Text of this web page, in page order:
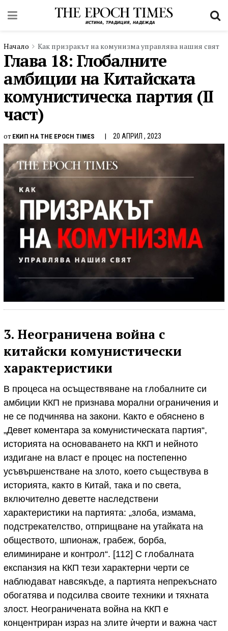
Начало Как призракът на комунизма управлява нашия свят
Глава 18: Глобалните
амбиции на Китайската
комунистическа партия (II
част)
от ЕКИП НА THE EPOCH TIMES 20 АПРИЛ , 2023
3. Неограничена война с
китайски комунистически
характеристики
В процеса на осъществяване на глобалните си
амбиции ККП не признава морални ограничения и
не се подчинява на закони. Както е обяснено в
„Девет коментара за комунистическата партия“,
историята на основаването на ККП и нейното
издигане на власт е процес на постепенно
усъвършенстване на злото, което съществува в
историята, както в Китай, така и по света,
включително деветте наследствени
характеристики на партията: „злоба, измама,
подстрекателство, отприщване на утайката на
обществото, шпионаж, грабеж, борба,
елиминиране и контрол“. [112] С глобалната
експанзия на ККП тези характерни черти се
наблюдават навсякъде, а партията непрекъснато
обогатява и подсилва своите техники и тяхната
злост. Неограничената война на ККП е
концентриран израз на злите ѝчерти и важна част